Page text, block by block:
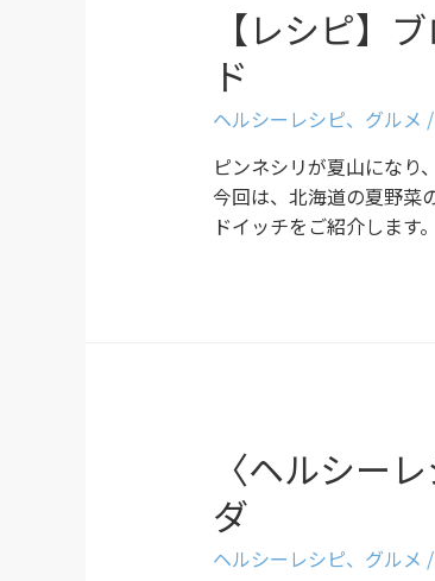
【レシピ】
ド
ヘルシーレシピ、 グルメ /
ピンネシリが夏山になり
今回は、北海道の夏野菜
ドイッチをご紹介します。
〈ヘルシー
ダ
ヘルシーレシピ、 グルメ /